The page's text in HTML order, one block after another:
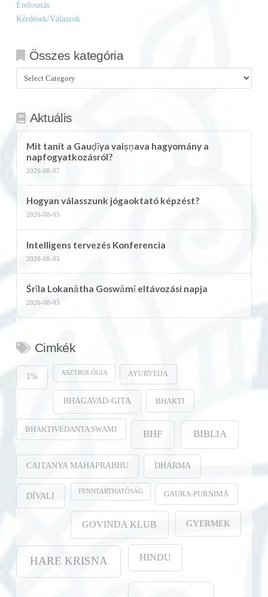
Ételosztás
Kérdések/Válaszok
Összes kategória
Összes
kategória
Aktuális
Mit tanít a Gauḍīya vaiṣṇava hagyomány a
napfogyatkozásról?
2026-08-07
Hogyan válasszunk jógaoktató képzést?
2026-08-05
Intelligens tervezés Konferencia
2026-08-05
Śrīla Lokanātha Goswāmī eltávozási napja
2026-08-03
Cimkék
1% ASZTROLÓGIA AYURVEDA
BHAGAVAD-GITA BHAKTI
BHAKTIVEDANTA SWAMI BHF BIBLIA
CAITANYA MAHAPRABHU DHARMA
DÍVALI FENNTARTHATÓSÁG GAURA-PURṆIMĀ
GOVINDA KLUB GYERMEK
HARE KRISNA HINDU